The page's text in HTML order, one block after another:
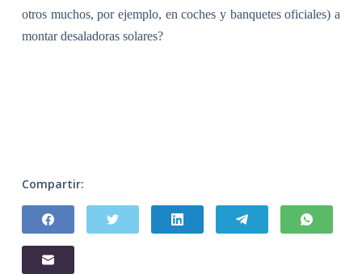
otros muchos, por ejemplo, en coches y banquetes oficiales) a
montar desaladoras solares?
Compartir: